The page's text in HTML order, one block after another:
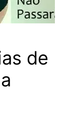
de